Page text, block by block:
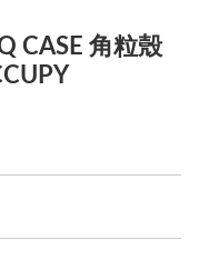
CASE 角粒殼